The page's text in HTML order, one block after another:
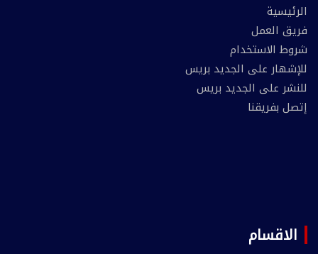
الرئيسية
فريق العمل
شروط الاستخدام
للإشهار على الجديد بريس
للنشر على الجديد بريس
إتصل بفريقنا
الاقسام